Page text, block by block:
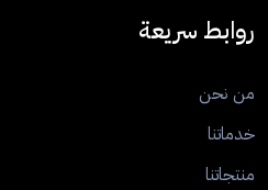
روابط سريعة
من نحن
خدماتنا
منتجاتنا